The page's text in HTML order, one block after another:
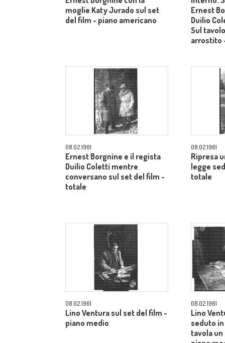
moglie Katy Jurado sul set
del film - piano americano
Ernest
Duilio
Sul
arrostito
08.02.1961
Ernest Borgnine e il regista
Duilio Coletti mentre
conversano sul set del film -
totale
08.02.1961
Ripresa
legge
totale
08.02.1961
Lino Ventura sul set del film -
piano medio
08.02.1961
Lino
seduto
tavola